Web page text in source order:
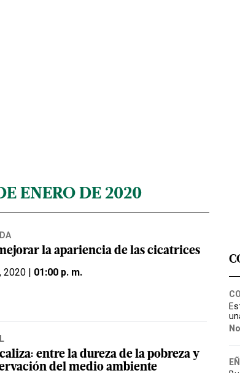
ENERO DE 2020
la apariencia de las cicatrices
2020 | 01:00 p. m.
entre la dureza de la pobreza y
del medio ambiente